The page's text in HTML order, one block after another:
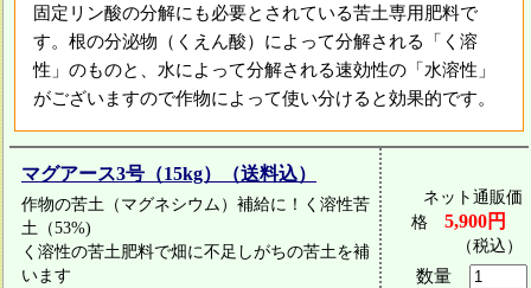
固定リン酸の分解にも必要とされている苦土専用肥料で
す。根の分泌物（くえん酸）によって分解される「く溶
性」のものと、水によって分解される速効性の「水溶性」
がございますので作物によって使い分けると効果的です。
マグアース3号（15kg）（送料込）
作物の苦土（マグネシウム）補給に！く溶性苦
土（53%)
く溶性の苦土肥料で畑に不足しがちの苦土を補
います
ネット通販価
格 5,900円
（税込）
数量